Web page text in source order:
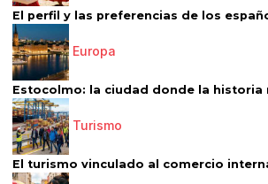
El perfil y las preferencias de los
Europa
Estocolmo: la ciudad donde la historia
Turismo
El turismo vinculado al comercio